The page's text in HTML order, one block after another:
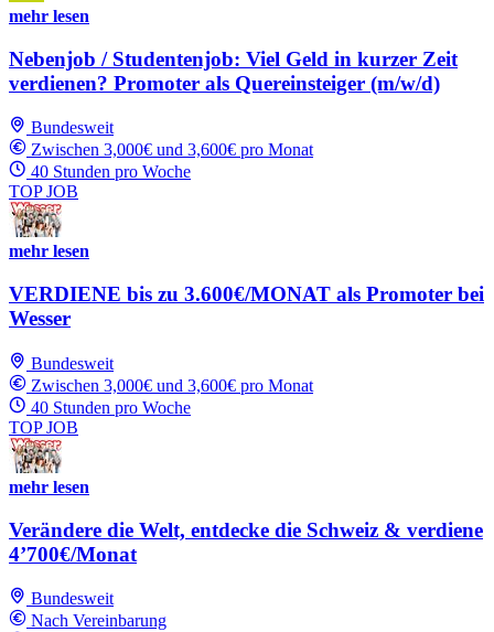
mehr lesen
Nebenjob / Studentenjob: Viel Geld in kurzer Zeit
verdienen? Promoter als Quereinsteiger (m/w/d)
Bundesweit
Zwischen 3,000€ und 3,600€ pro Monat
40 Stunden pro Woche
TOP JOB
mehr lesen
VERDIENE bis zu 3.600€/MONAT als Promoter bei
Wesser
Bundesweit
Zwischen 3,000€ und 3,600€ pro Monat
40 Stunden pro Woche
TOP JOB
mehr lesen
Verändere die Welt, entdecke die Schweiz & verdiene
4’700€/Monat
Bundesweit
Nach Vereinbarung